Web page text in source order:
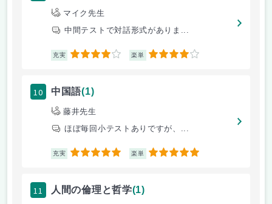
マイク先生
中間テストで対話形式がありま...
充実 4 楽単 4
10 中国語(1)
藤井先生
ほぼ毎回小テストありですが、...
充実 5 楽単 5
11 人間の倫理と哲学(1)